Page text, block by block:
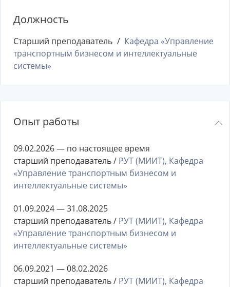
Должность
Старший преподаватель
Кафедра «Управление
транспортным бизнесом и интеллектуальные
системы»
Опыт работы
09.02.2026 — по настоящее время
старший преподаватель / РУТ (МИИТ), Кафедра
«Управление транспортным бизнесом и
интеллектуальные системы»
01.09.2024 — 31.08.2025
старший преподаватель / РУТ (МИИТ), Кафедра
«Управление транспортным бизнесом и
интеллектуальные системы»
06.09.2021 — 08.02.2026
старший преподаватель / РУТ (МИИТ), Кафедра